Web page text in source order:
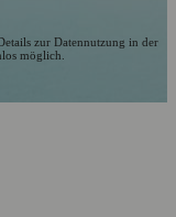
zur Datennutzung in der
möglich.